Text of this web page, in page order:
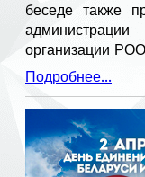
беседе также
организации
Подробнее...